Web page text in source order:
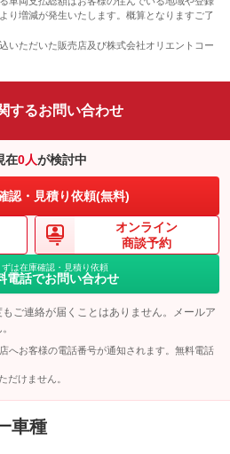
り増減が発生いたします。概算となりますご了
いただいた販売店及び株式会社オリエントコー
するお問い合わせ
在0人が検討中
認・見積り依頼(無料)
オンライン
商談予約
ずは在庫確認・見積り依頼
電話でお問い合わせ
ご連絡が届くことはありません。メールア
へお客様の電話番号が通知されます。無料電話
だけません。
車種